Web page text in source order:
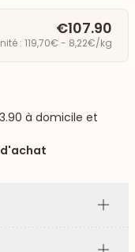
€107.90
: 119,70€ - 8,22€/kg
à domicile et
d'achat
Plus